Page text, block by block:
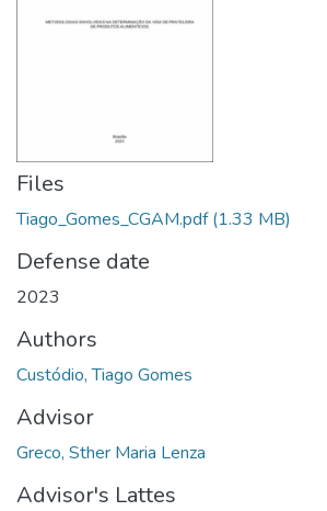
Files
Tiago_Gomes_CGAM.pdf(1.33 MB)
Defense date
2023
Authors
Custódio, Tiago Gomes
Advisor
Greco, Sther Maria Lenza
Advisor's Lattes